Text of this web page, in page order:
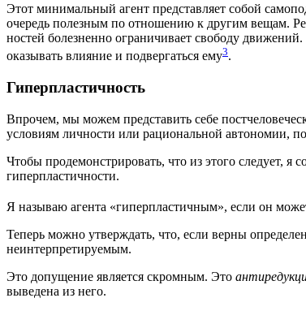
Этот мини­маль­ный агент пред­став­ля­ет собой
оче­редь полез­ным по отно­ше­нию к дру­гим вещам.
но­стей болез­нен­но огра­ни­чи­ва­ет сво­бо­ду
ока­зы­вать вли­я­ние и под­вер­гать­ся ему3.
Гиперпластичность
Впро­чем, мы можем пред­ста­вить себе
усло­ви­ям лич­но­сти или раци­о­наль­ной авто­но­мии,
Что­бы про­де­мон­стри­ро­вать, что из это­го сле­ду­ет,
гиперпластичности.
Я назы­ваю аген­та «гипер­пла­стич­ным», если он
Теперь мож­но утвер­ждать, что, если вер­ны
неинтерпретируемым.
Это допу­ще­ние явля­ет­ся скром­ным. Это
выве­де­на из него.